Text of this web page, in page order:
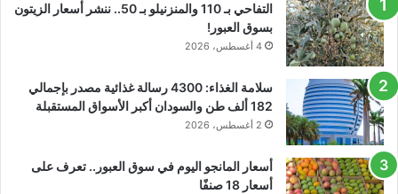
التفاحي بـ 110 والمنزنيلو بـ 50.. ننشر أسعار الزيتون
بسوق العبور!
4 أغسطس، 2026
سلامة الغذاء: 4300 رسالة غذائية مصدر بإجمالي
182 ألف طن والسودان أكبر الأسواق المستقبلة
2 أغسطس، 2026
أسعار المانجو اليوم في سوق العبور.. تعرف على
أسعار 18 صنفًا